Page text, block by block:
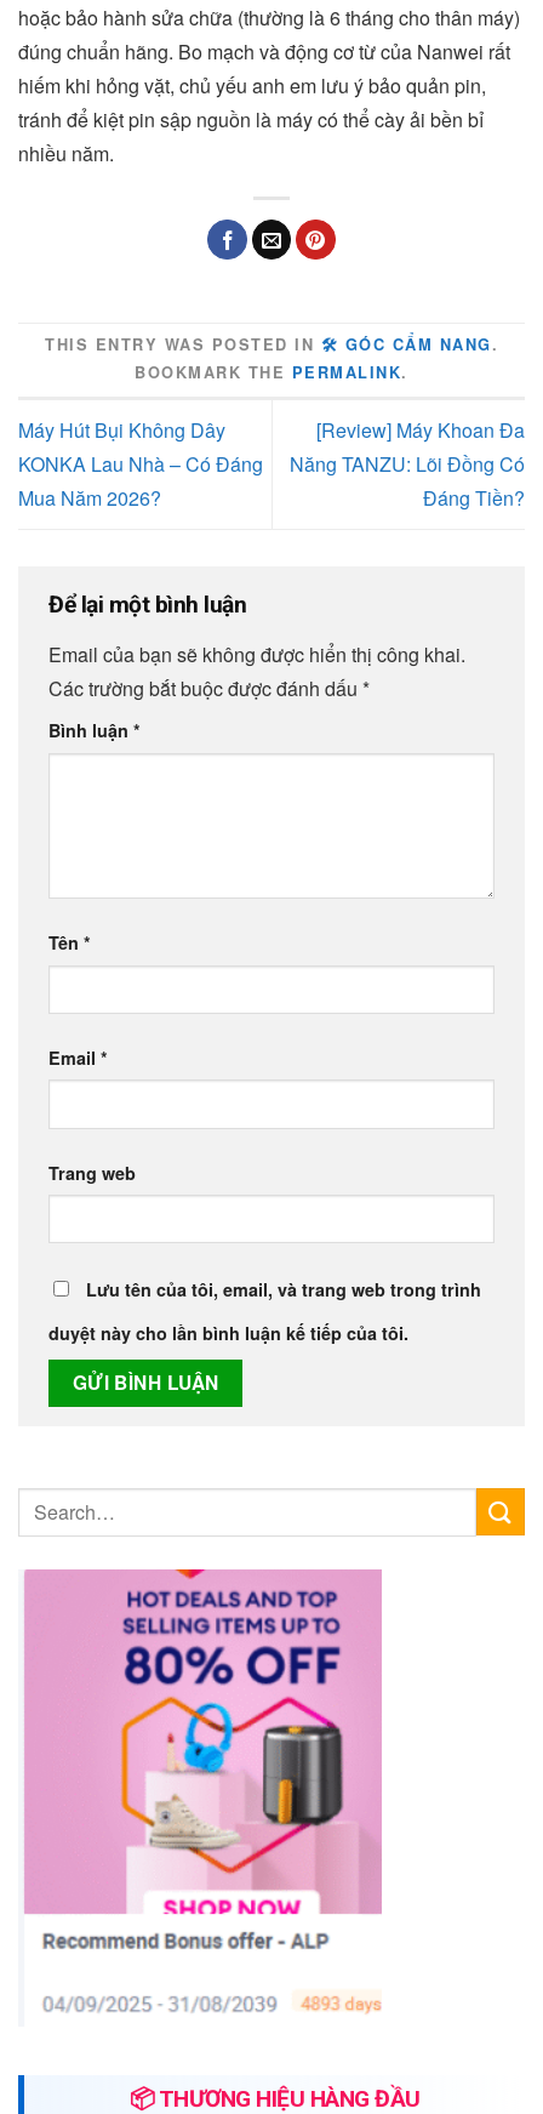
hoặc bảo hành sửa chữa (thường là 6 tháng cho thân máy)
đúng chuẩn hãng. Bo mạch và động cơ từ của Nanwei rất
hiếm khi hỏng vặt, chủ yếu anh em lưu ý bảo quản pin,
tránh để kiệt pin sập nguồn là máy có thể cày ải bền bỉ
nhiều năm.
THIS ENTRY WAS POSTED IN 🛠️ GÓC CẨM NANG .
BOOKMARK THE PERMALINK.
Máy Hút Bụi Không Dây
KONKA Lau Nhà – Có Đáng
Mua Năm 2026?
[Review] Máy Khoan Đa
Năng TANZU: Lõi Đồng Có
Đáng Tiền?
Để lại một bình luận
Email của bạn sẽ không được hiển thị công khai.
Các trường bắt buộc được đánh dấu *
Bình luận *
Tên *
Email *
Trang web
Lưu tên của tôi, email, và trang web trong trình
duyệt này cho lần bình luận kế tiếp của tôi.
📦 THƯƠNG HIỆU HÀNG ĐẦU